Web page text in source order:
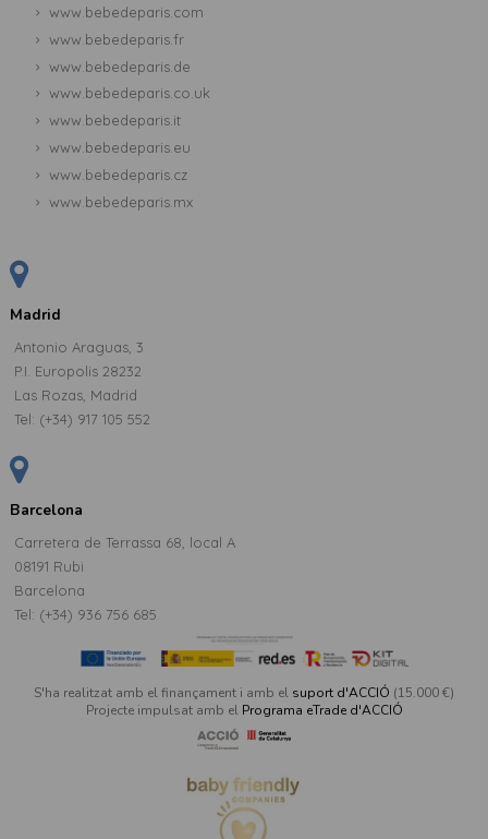
www.bebedeparis.com
www.bebedeparis.fr
www.bebedeparis.de
www.bebedeparis.co.uk
www.bebedeparis.it
www.bebedeparis.eu
www.bebedeparis.cz
www.bebedeparis.mx
Madrid
Antonio Araguas, 3
P.I. Europolis 28232
Las Rozas, Madrid
Tel: (+34) 917 105 552
Barcelona
Carretera de Terrassa 68, local A
08191 Rubi
Barcelona
Tel: (+34) 936 756 685
S'ha realitzat amb el finançament i amb el suport d'ACCIÓ (15.000 €)
Projecte impulsat amb el Programa eTrade d'ACCIÓ